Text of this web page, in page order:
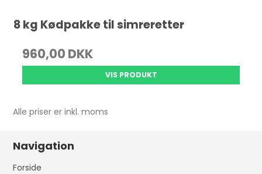
8 kg Kødpakke til simreretter
960,00 DKK
VIS PRODUKT
Alle priser er inkl. moms
Navigation
Forside